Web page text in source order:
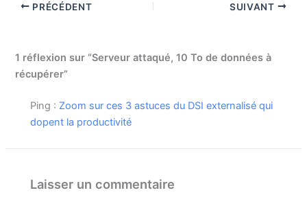
PRÉCÉDENT SUIVANT
1 réflexion sur “Serveur attaqué, 10 To de données à
récupérer”
Ping : Zoom sur ces 3 astuces du DSI externalisé qui
dopent la productivité
Laisser un commentaire